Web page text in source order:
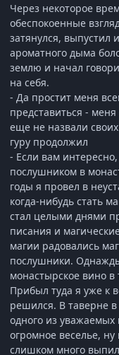
Через некоторое
обеспокоенные
затянулся, выпустил
ароматного дыма
землю и начал
на себя.
- Да простит меня
представиться -
еще не назвали
гуру продолжил
- Если вам
послушником в
годы я провел в
когда-нибудь стать
стал целыми днями
писания и
магии радовались
послушники.
монастырское вино в
Прибыл туда я уже к
решился. В таверне
одного из уважаемых
огромное веселье,
слишком много